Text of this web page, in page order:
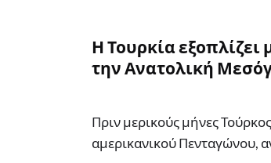
Η Τουρκία εξοπλίζει
την Ανατολική
Πριν μερικούς μήνες
αμερικανικού Πενταγώνου,